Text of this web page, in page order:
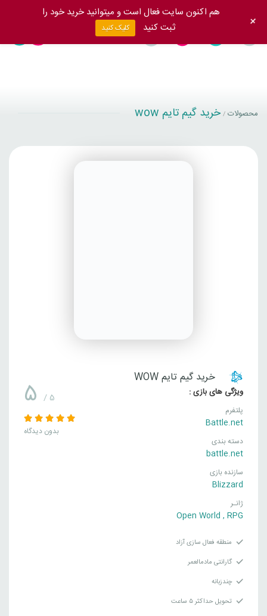
محصولات / خرید گیم تایم wow
خرید گیم تایم WOW
ویژگی های بازی :
پلتفرم
Battle.net
دسته بندی
battle.net
سازنده بازی
Blizzard
ژانـر
Open World , RPG
5 / 5
بدون دیدگاه
منطقه فعال سازی آزاد
گارانتی مادمالعمر
چندزبانه
تحویل حداکثر ۵ ساعت
هم اکنون سایت فعال است و میتوانید خرید خود را
ثبت کنید
کلیک کنید +